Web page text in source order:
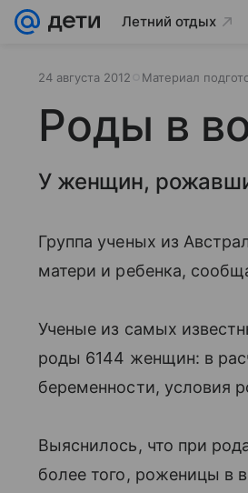
Летний отдых
24 августа 2012 Материал
Роды в
У женщин,
Группа ученых из
матери и ребенка,
Ученые из самых
роды 6144 женщин: в
беременности, условия
Выяснилось, что при
более того, роженицы в